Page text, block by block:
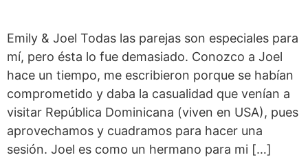
Emily & Joel Todas las parejas son especiales para
mí, pero ésta lo fue demasiado. Conozco a Joel
hace un tiempo, me escribieron porque se habían
comprometido y daba la casualidad que venían a
visitar República Dominicana (viven en USA), pues
aprovechamos y cuadramos para hacer una
sesión. Joel es como un hermano para mi […]